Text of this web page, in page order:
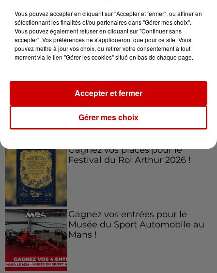
6 août 2026
À LA UNE : affaire Manon
Relandeau, musée cambriolé et
Gagnez vos places pour le
Festival du Roi Arthur 2026 !
Gagnez vos entrées pour le
Musée du Sport Automobile au
Mans !
Vous pouvez accepter en cliquant sur "Accepter et fermer", ou affiner en
sélectionnant les finalités et/ou partenaires dans "Gérer mes choix".
Vous pouvez également refuser en cliquant sur "Continuer sans
accepter". Vos préférences ne s'appliqueront que pour ce site. Vous
pouvez mettre à jour vos choix, ou retirer votre consentement à tout
moment via le lien "Gérer les cookies" situé en bas de chaque page.
Gérer mes choix
Accepter et fermer